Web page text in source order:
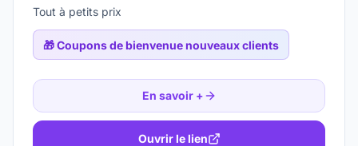
Tout à petits prix
🎁Coupons de bienvenue nouveaux clients
En savoir +
Ouvrir le lien